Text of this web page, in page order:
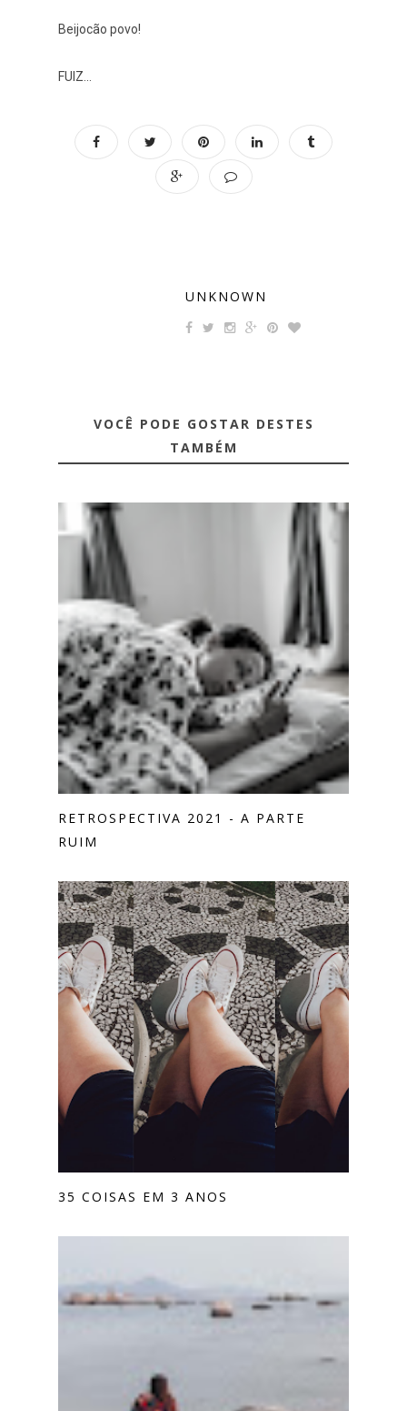
Beijocão povo!
FUIZ...
UNKNOWN
VOCÊ PODE GOSTAR DESTES
TAMBÉM
RETROSPECTIVA 2021 - A PARTE
RUIM
35 COISAS EM 3 ANOS